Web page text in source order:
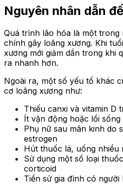
Nguyên nhân dẫn
Quá trình lão hóa là một
chính gây loãng xương. Khi
xương mới giảm dần trong khi
ra nhanh hơn.
Ngoài ra, một số yếu tố khác
cơ loãng xương như:
Thiếu canxi và vitamin D
Ít vận động hoặc lối
Phụ nữ sau mãn kinh do
estrogen
Hút thuốc lá, uống nhiều
Sử dụng một số loại
corticoid
Tiền sử gia đình có người